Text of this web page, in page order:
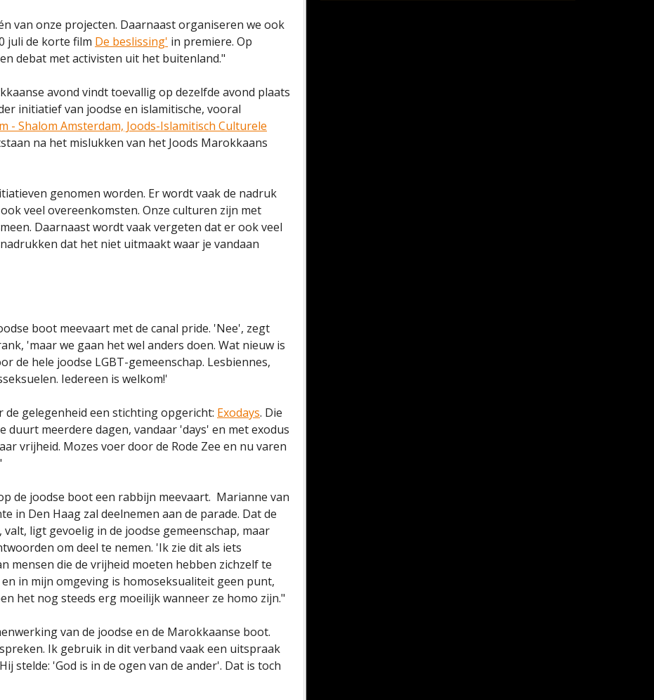
van onze projecten. Daarnaast organiseren we ook
juli de korte film De beslissing' in premiere. Op
debat met activisten uit het buitenland."
avond vindt toevallig op dezelfde avond plaats
initiatief van joodse en islamitische, vooral
- Shalom Amsterdam, Joods-Islamitisch Culturele
na het mislukken van het Joods Marokkaans
genomen worden. Er wordt vaak de nadruk
veel overeenkomsten. Onze culturen zijn met
Daarnaast wordt vaak vergeten dat er ook veel
dat het niet uitmaakt waar je vandaan
boot meevaart met de canal pride. 'Nee', zegt
'maar we gaan het wel anders doen. Wat nieuw is
de hele joodse LGBT-gemeenschap. Lesbiennes,
Iedereen is welkom!'
gelegenheid een stichting opgericht: Exodays. Die
duurt meerdere dagen, vandaar 'days' en met exodus
vrijheid. Mozes voer door de Rode Zee en nu varen
de joodse boot een rabbijn meevaart. Marianne van
in Den Haag zal deelnemen aan de parade. Dat de
ligt gevoelig in de joodse gemeenschap, maar
om deel te nemen. 'Ik zie dit als iets
mensen die de vrijheid moeten hebben zichzelf te
in mijn omgeving is homoseksualiteit geen punt,
het nog steeds erg moeilijk wanneer ze homo zijn."
van de joodse en de Marokkaanse boot.
Ik gebruik in dit verband vaak een uitspraak
stelde: 'God is in de ogen van de ander'. Dat is toch